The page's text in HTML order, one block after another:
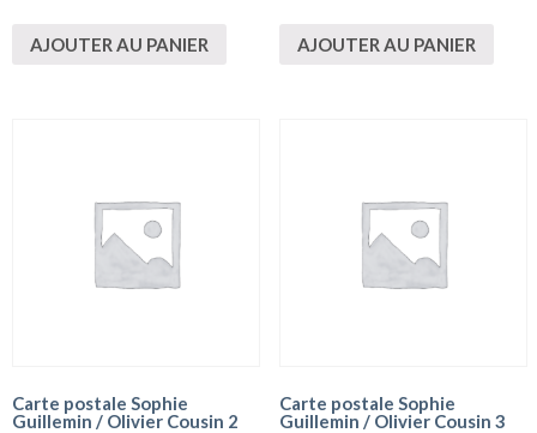
AJOUTER AU PANIER AJOUTER AU PANIER
Carte postale Sophie
Guillemin / Olivier Cousin 2
Carte postale Sophie
Guillemin / Olivier Cousin 3